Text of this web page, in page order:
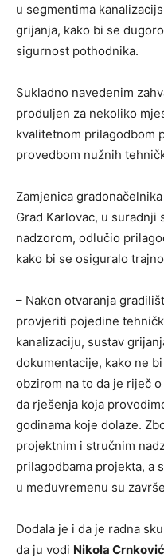
u segmentima
grijanja, kako bi se
sigurnost pothodnika.
Sukladno navedenim
produljen za nekoliko
kvalitetnom prilagodbom
provedbom nužnih
Zamjenica gradonačelnika
Grad Karlovac, u
nadzorom, odlučio
kako bi se osiguralo
– Nakon otvaranja
provjeriti pojedine
kanalizaciju, sustav
dokumentacije, kako ne
obzirom na to da je riječ
da rješenja koja
godinama koje dolaze.
projektnim i stručnim
prilagodbama projekta, a
u međuvremenu su
Dodala je i da je radna
da ju vodi Nikola